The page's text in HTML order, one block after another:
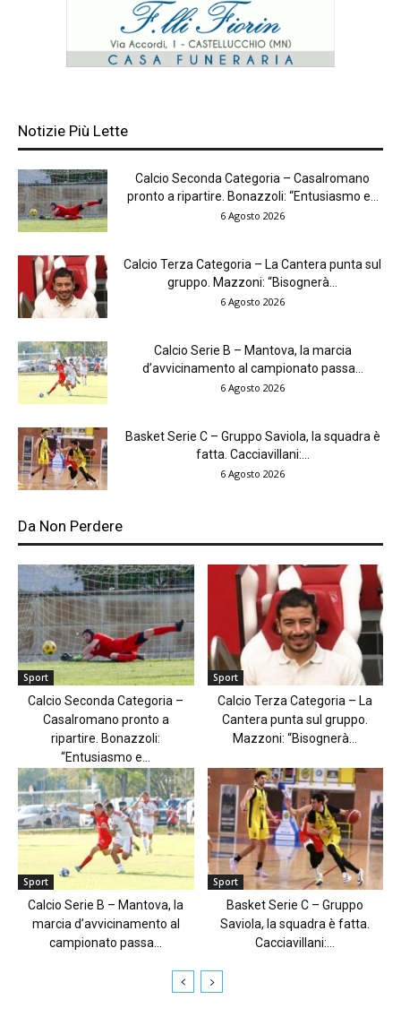
Notizie Più Lette
Calcio Seconda Categoria – Casalromano
pronto a ripartire. Bonazzoli: “Entusiasmo e...
6 Agosto 2026
Calcio Terza Categoria – La Cantera punta sul
gruppo. Mazzoni: “Bisognerà...
6 Agosto 2026
Calcio Serie B – Mantova, la marcia
d’avvicinamento al campionato passa...
6 Agosto 2026
Basket Serie C – Gruppo Saviola, la squadra è
fatta. Cacciavillani:...
6 Agosto 2026
Da Non Perdere
Sport
Calcio Seconda Categoria –
Casalromano pronto a
ripartire. Bonazzoli:
“Entusiasmo e...
Sport
Calcio Terza Categoria – La
Cantera punta sul gruppo.
Mazzoni: “Bisognerà...
Sport
Calcio Serie B – Mantova, la
marcia d’avvicinamento al
campionato passa...
Sport
Basket Serie C – Gruppo
Saviola, la squadra è fatta.
Cacciavillani:...